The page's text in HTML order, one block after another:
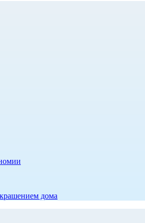
дома